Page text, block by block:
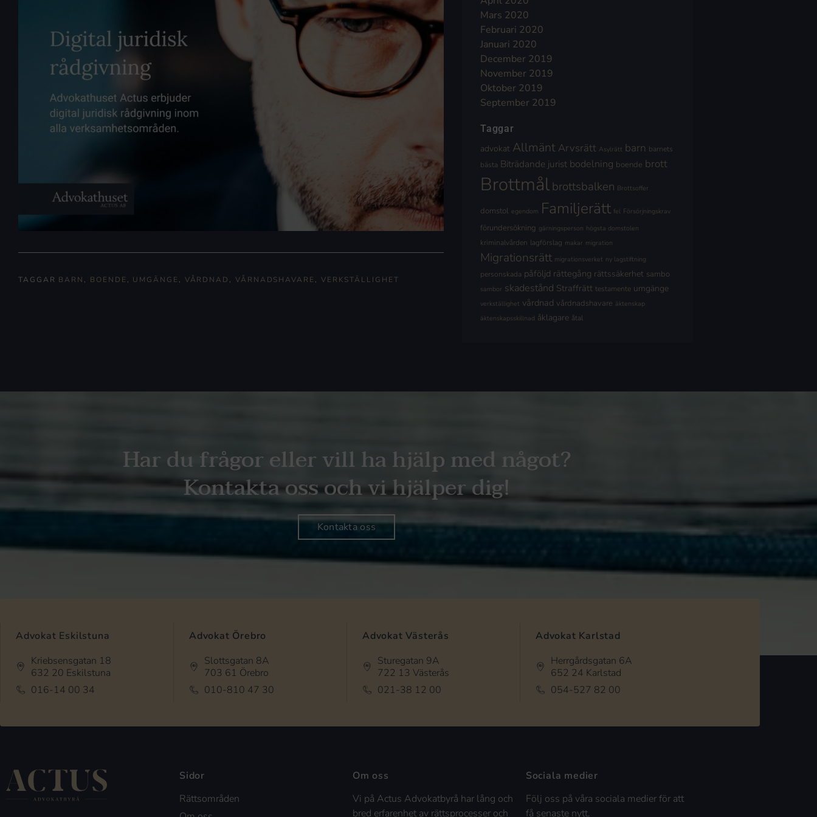
TAGGAR BARN , BOENDE , UMGÄNGE , VÅRDNAD , VÅRNADSHAVARE , VERKSTÄLLIGHET
Mars 2020
Februari 2020
Januari 2020
December 2019
November 2019
Oktober 2019
September 2019
Taggar
advokat Allmänt Arvsrätt Asylrätt barn barnets
bästa Biträdande jurist bodelning boende brott
Brottmålbrottsbalken Brottsoffer
domstol egendom Familjerätt fel Försörjningskrav
förundersökning gärningsperson högsta domstolen
kriminalvården lagförslag makar migration
Migrationsrätt migrationsverket ny lagstiftning
personskada påföljd rättegång rättssäkerhet sambo
sambor skadestånd Straffrätt testamente umgänge
verkställighet vårdnad vårdnadshavare äktenskap
äktenskapsskillnad åklagare åtal
Har du frågor eller vill ha hjälp med något?
Kontakta oss och vi hjälper dig!
Kontakta oss
Advokat Eskilstuna
Kriebsensgatan 18
632 20 Eskilstuna
016-14 00 34
Advokat Örebro
Slottsgatan 8A
703 61 Örebro
010-810 47 30
Advokat Västerås
Sturegatan 9A
722 13 Västerås
021-38 12 00
Advokat Karlstad
Herrgårdsgatan 6A
652 24 Karlstad
054-527 82 00
Sidor
Rättsområden
Om oss
Vi på Actus Advokatbyrå har lång och
bred erfarenhet av rättsprocesser och
Sociala medier
Följ oss på våra sociala medier för att
få senaste nytt.